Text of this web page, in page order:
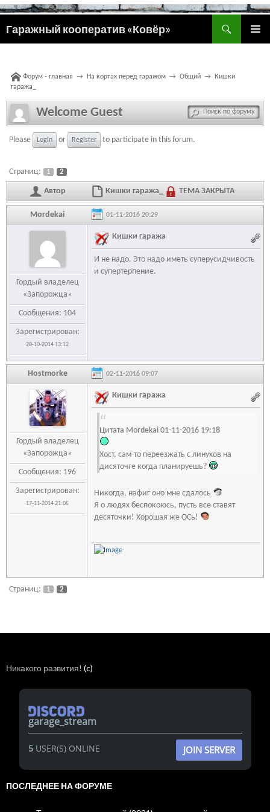
Гаражный кооператив «Ковёр»
ПЕРЕЙТИ
Форум - главная → На кортах перед гаражом → Общий →
Кишки
гаража_
Welcome Guest
Please Login or Register to participate in this forum.
Страниц: 1 2
Автор Кишки гаража_ ТЕМА ЗАКРЫТА
Mordekai 01-11-2016 20:29
Гордый владелец
«Запорожца»
Сообщения: 104
Зарегистрирован:
28-10-2014 13:12
Кишки гаража
И не надо. Это надо иметь суперусидчивость
и супертерпение.
Hostmorke 02-11-2016 09:07
Гордый владелец
«Запорожца»
Сообщения: 196
Зарегистрирован:
17-11-2014 21:05
Кишки гаража
Цитата Mordekai 01-11-2016 19:18
Хост, сам-то переезжать с линухов на
дисяточге когда планируешь?
Никогда, нафиг оно мне сдалось
Я о людях беспокоюсь, пусть все ставят
десяточки! Хорошая же ОСь!
Страниц: 1 2
Никакого развития! (c)
garage_stream
5USER(S) ONLINE JOIN SERVER
ПОСЛЕДНЕЕ НА ФОРУМЕ